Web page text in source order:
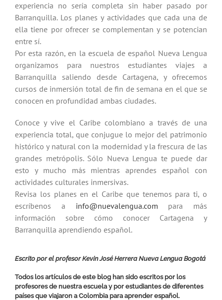
experiencia no sería completa sin haber pasado por
Barranquilla. Los planes y actividades que cada una de
ella tiene por ofrecer se complementan y se potencian
entre sí.
Por esta razón, en la escuela de español Nueva Lengua
organizamos para nuestros estudiantes viajes a
Barranquilla saliendo desde Cartagena, y ofrecemos
cursos de inmersión total de fin de semana en el que se
conocen en profundidad ambas ciudades.
Conoce y vive el Caribe colombiano a través de una
experiencia total, que conjugue lo mejor del patrimonio
histórico y natural con la modernidad y la frescura de las
grandes metrópolis. Sólo Nueva Lengua te puede dar
esto y mucho más mientras aprendes español con
actividades culturales inmersivas.
Revisa los planes en el Caribe que tenemos para ti, o
escríbenos a info@nuevalengua.com para más
información sobre cómo conocer Cartagena y
Barranquilla aprendiendo español.
Escrito por el profesor Kevin José Herrera Nueva Lengua Bogotá
Todos los artículos de este blog han sido escritos por los
profesores de nuestra escuela y por estudiantes de diferentes
países que viajaron a Colombia para aprender español.